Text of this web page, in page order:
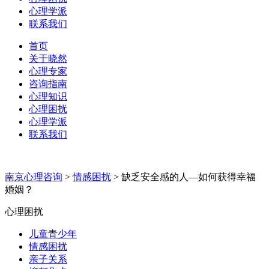
心理学派
联系我们
首页
关于晓然
心理专家
咨询指南
心理知识
心理困扰
心理学派
联系我们
南京心理咨询 > 情感困扰 > 缺乏安全感的人—如何获得幸福
婚姻？
心理困扰
儿童青少年
情感困扰
亲子关系